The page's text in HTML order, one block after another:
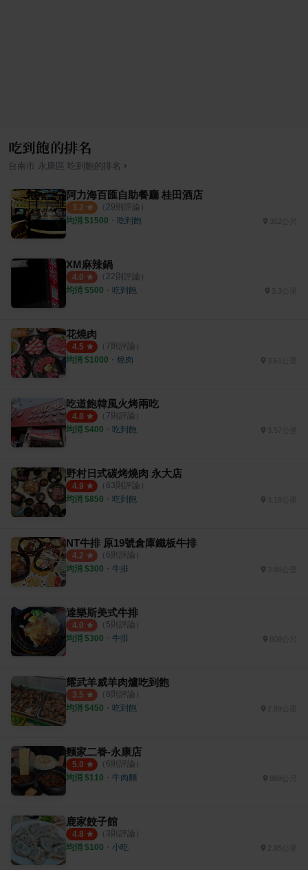
吃到飽的排名
台南市 永康區 吃到飽的排名 ›
阿力海百匯自助餐廳 桂田酒店
3.2 （ 29則評論）
均消 $1500 ・ 吃到飽 352公尺
XM麻辣鍋
4.0 （ 22則評論）
均消 $500 ・ 吃到飽
花燒肉
4.5 （ 7則評論）
均消 $1000 ・ 燒肉
吃道飽韓風火烤兩吃
4.8 （ 7則評論）
均消 $400 ・ 吃到飽 3.57公里
野村日式碳烤燒肉 永大店
4.9 （ 63則評論）
均消 $850 ・ 吃到飽
NT牛排 原19號倉庫鐵板牛排
4.2 （ 6則評論）
均消 $300 ・ 牛排
達樂斯美式牛排
4.0 （ 5則評論）
均消 $300 ・ 牛排
耀武羊威羊肉爐吃到飽
3.5 （ 8則評論）
均消 $450 ・ 吃到飽
麵家二眷-永康店
5.0 （ 6則評論）
均消 $110 ・ 牛肉麵
鹿家餃子館
4.8 （ 3則評論）
均消 $100 ・ 小吃 2.95公里